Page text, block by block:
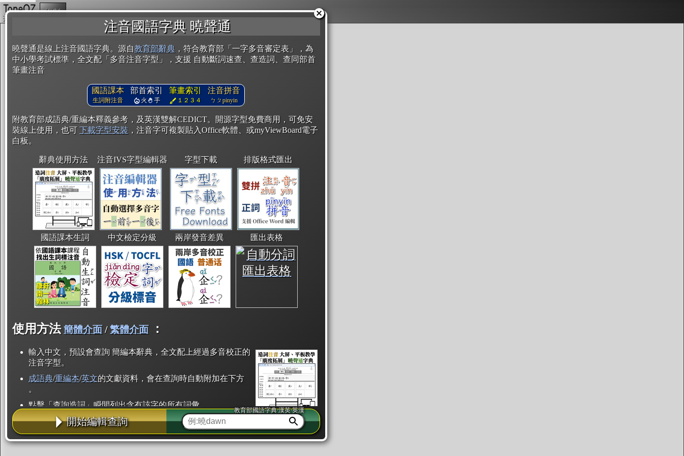
注音國語字典 曉聲通
曉聲通是線上注音國語字典。源自教育部辭典 ，符合教育部「一字多音審定表」，為
中小學考試標準，全文配「多音注音字型」，支援 自動斷詞速查、查造詞、查同部首
筆畫注音
國語課本
生詞附注音
部首索引
火 手
筆畫索引
１２３４
注音拼音
ㄅㄆpinyin
附教育部成語典/重編本釋義參考，及英漢雙解CEDICT。開源字型免費商用，可免安
裝線上使用，也可 下載字型安裝 ，注音字可複製貼入Office軟體、或myViewBoard電子
白板。
辭典使用方法 注音IVS字型編輯器 字型下載 排版格式匯出
國語課本生詞 中文檢定分級 兩岸發音差異 匯出表格
使用方法 簡體介面/繁體介面 ：
輸入中文，預設會查詢 簡編本辭典，全文配上經過多音校正的
注音字型。
成語典/重編本/英文的文獻資料，會在查詢時自動附加在下方
。
點擊「查詢造詞」瞬間列出含有該字的所有詞彙。
點「部首」瞬間列出所有「同部首字」。也支援查詢「同注音」或「同筆畫」。
辭典解釋的全文都經過自動斷詞，點擊便可瞬間「連續查詢」此字詞的解釋，不
用手動重複輸入。
開始編輯查詢
教育部國語字典·漢英·英漢
複製